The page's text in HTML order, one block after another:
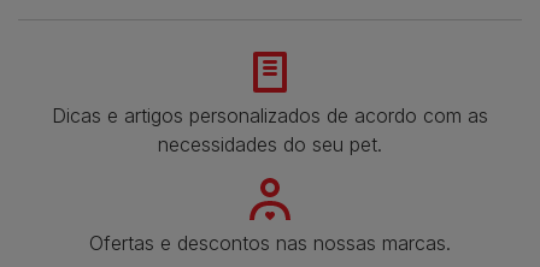
Dicas e artigos personalizados de acordo com as
necessidades do seu pet.
Ofertas e descontos nas nossas marcas.